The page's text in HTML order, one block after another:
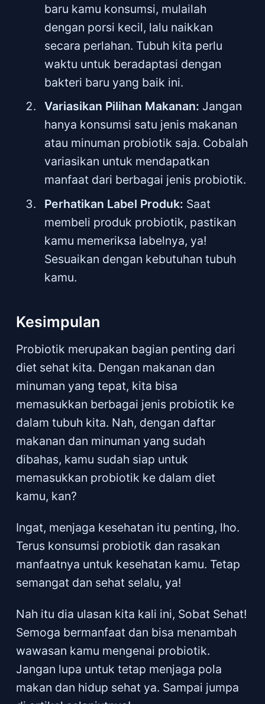
baru kamu konsumsi, mulailah
dengan porsi kecil, lalu naikkan
secara perlahan. Tubuh kita perlu
waktu untuk beradaptasi dengan
bakteri baru yang baik ini.
Variasikan Pilihan Makanan: Jangan
hanya konsumsi satu jenis makanan
atau minuman probiotik saja. Cobalah
variasikan untuk mendapatkan
manfaat dari berbagai jenis probiotik.
Perhatikan Label Produk: Saat
membeli produk probiotik, pastikan
kamu memeriksa labelnya, ya!
Sesuaikan dengan kebutuhan tubuh
kamu.
Kesimpulan
Probiotik merupakan bagian penting dari
diet sehat kita. Dengan makanan dan
minuman yang tepat, kita bisa
memasukkan berbagai jenis probiotik ke
dalam tubuh kita. Nah, dengan daftar
makanan dan minuman yang sudah
dibahas, kamu sudah siap untuk
memasukkan probiotik ke dalam diet
kamu, kan?
Ingat, menjaga kesehatan itu penting, lho.
Terus konsumsi probiotik dan rasakan
manfaatnya untuk kesehatan kamu. Tetap
semangat dan sehat selalu, ya!
Nah itu dia ulasan kita kali ini, Sobat Sehat!
Semoga bermanfaat dan bisa menambah
wawasan kamu mengenai probiotik.
Jangan lupa untuk tetap menjaga pola
makan dan hidup sehat ya. Sampai jumpa